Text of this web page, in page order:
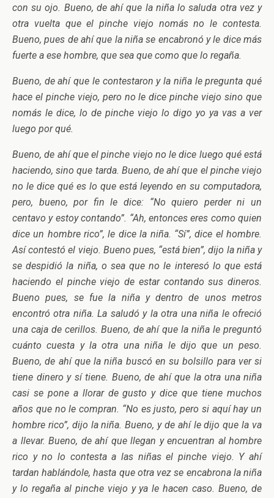
con su ojo. Bueno, de ahí que la niña lo saluda otra vez y
otra vuelta que el pinche viejo nomás no le contesta.
Bueno, pues de ahí que la niña se encabronó y le dice más
fuerte a ese hombre, que sea que como que lo regaña.
Bueno, de ahí que le contestaron y la niña le pregunta qué
hace el pinche viejo, pero no le dice pinche viejo sino que
nomás le dice, lo de pinche viejo lo digo yo ya vas a ver
luego por qué.
Bueno, de ahí que el pinche viejo no le dice luego qué está
haciendo, sino que tarda. Bueno, de ahí que el pinche viejo
no le dice qué es lo que está leyendo en su computadora,
pero, bueno, por fin le dice: “No quiero perder ni un
centavo y estoy contando”. “Ah, entonces eres como quien
dice un hombre rico”, le dice la niña. “Sí”, dice el hombre.
Así contestó el viejo. Bueno pues, “está bien”, dijo la niña y
se despidió la niña, o sea que no le interesó lo que está
haciendo el pinche viejo de estar contando sus dineros.
Bueno pues, se fue la niña y dentro de unos metros
encontró otra niña. La saludó y la otra una niña le ofreció
una caja de cerillos. Bueno, de ahí que la niña le preguntó
cuánto cuesta y la otra una niña le dijo que un peso.
Bueno, de ahí que la niña buscó en su bolsillo para ver si
tiene dinero y sí tiene. Bueno, de ahí que la otra una niña
casi se pone a llorar de gusto y dice que tiene muchos
años que no le compran. “No es justo, pero si aquí hay un
hombre rico”, dijo la niña. Bueno, y de ahí le dijo que la va
a llevar. Bueno, de ahí que llegan y encuentran al hombre
rico y no lo contesta a las niñas el pinche viejo. Y ahí
tardan hablándole, hasta que otra vez se encabrona la niña
y lo regaña al pinche viejo y ya le hacen caso. Bueno, de